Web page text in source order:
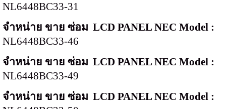
NL6448BC33-31
จำหน่าย ขาย ซ่อม LCD PANEL NEC Model :
NL6448BC33-46
จำหน่าย ขาย ซ่อม LCD PANEL NEC Model :
NL6448BC33-49
จำหน่าย ขาย ซ่อม LCD PANEL NEC Model :